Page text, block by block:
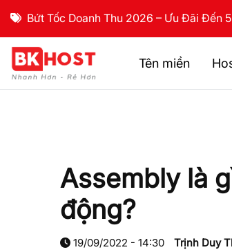
Bứt Tốc Doanh Thu 2026 – Ưu Đãi Đến
Tên miền
Assembly là
động?
19/09/2022 - 14:30 Trịnh Duy